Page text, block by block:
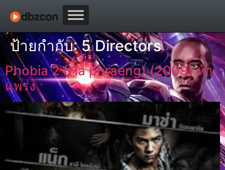
ป้ายกำกับ:5 Directors
Phobia 2 (Ha phraeng) (2009) ห้า
แพร่ง